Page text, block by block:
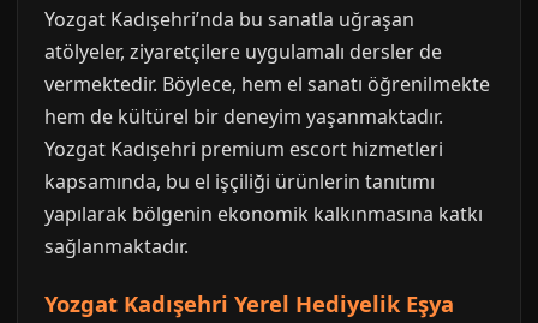
Yozgat Kadışehri’nda bu sanatla uğraşan
atölyeler, ziyaretçilere uygulamalı dersler de
vermektedir. Böylece, hem el sanatı öğrenilmekte
hem de kültürel bir deneyim yaşanmaktadır.
Yozgat Kadışehri premium escort hizmetleri
kapsamında, bu el işçiliği ürünlerin tanıtımı
yapılarak bölgenin ekonomik kalkınmasına katkı
sağlanmaktadır.
Yozgat Kadışehri Yerel Hediyelik Eşya